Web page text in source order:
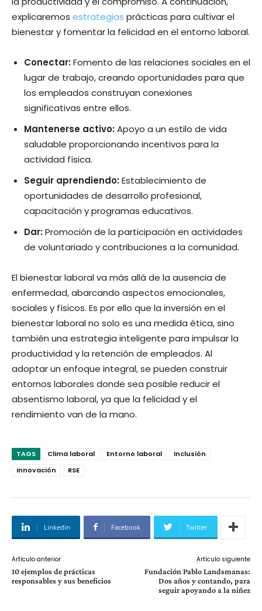
explicaremos estrategias prácticas para cultivar el
bienestar y fomentar la felicidad en el entorno laboral.
Conectar:Fomento de las relaciones sociales en el
lugar de trabajo, creando oportunidades para que
los empleados construyan conexiones
significativas entre ellos.
Mantenerse activo:Apoyo a un estilo de vida
saludable proporcionando incentivos para la
actividad física.
Seguir aprendiendo:Establecimiento de
oportunidades de desarrollo profesional,
capacitación y programas educativos.
Dar:Promoción de la participación en actividades
de voluntariado y contribuciones a la comunidad.
El bienestar laboral va más allá de la ausencia de
enfermedad, abarcando aspectos emocionales,
sociales y físicos. Es por ello que la inversión en el
bienestar laboral no solo es una medida ética, sino
también una estrategia inteligente para impulsar la
productividad y la retención de empleados. Al
adoptar un enfoque integral, se pueden construir
entornos laborales donde sea posible reducir el
absentismo laboral, ya que la felicidad y el
rendimiento van de la mano.
TAGS Clima laboral Entorno laboral
Inclusión
innovación
RSE
Linkedin Facebook Twitter
Artículo anterior
10 ejemplos de prácticas
responsables y sus beneficios
Artículo siguiente
Fundación Pablo Landsmanas:
Dos años y contando, para
seguir apoyando a la niñez